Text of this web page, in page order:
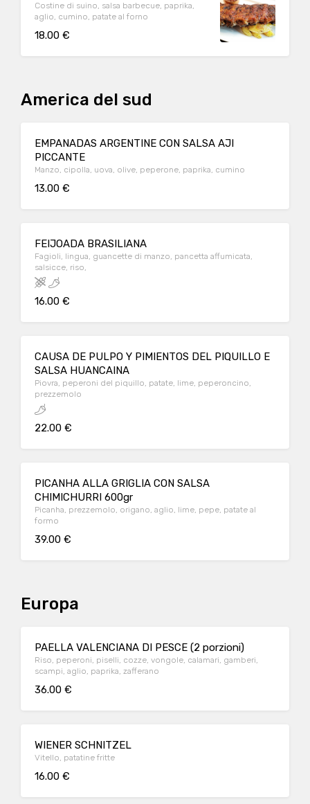
Costine di suino, salsa barbecue, paprika,
aglio, cumino, patate al forno
18.00 €
America del sud
EMPANADAS ARGENTINE CON SALSA AJI
PICCANTE
Manzo, cipolla, uova, olive, peperone, paprika, cumino
13.00 €
FEIJOADA BRASILIANA
Fagioli, lingua, guancette di manzo, pancetta affumicata,
salsicce, riso,
16.00 €
CAUSA DE PULPO Y PIMIENTOS DEL PIQUILLO E
SALSA HUANCAINA
Piovra, peperoni del piquillo, patate, lime, peperoncino,
prezzemolo
22.00 €
PICANHA ALLA GRIGLIA CON SALSA
CHIMICHURRI 600gr
Picanha, prezzemolo, origano, aglio, lime, pepe, patate al
formo
39.00 €
Europa
PAELLA VALENCIANA DI PESCE (2 porzioni)
Riso, peperoni, piselli, cozze, vongole, calamari, gamberi,
scampi, aglio, paprika, zafferano
36.00 €
WIENER SCHNITZEL
Vitello, patatine fritte
16.00 €